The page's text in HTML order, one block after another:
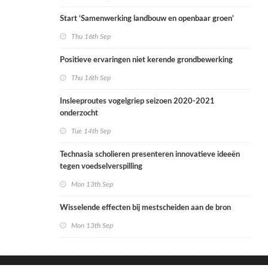
Start ‘Samenwerking landbouw en openbaar groen’
Thu 16th Sep
Positieve ervaringen niet kerende grondbewerking
Thu 16th Sep
Insleeproutes vogelgriep seizoen 2020-2021
onderzocht
Tue 14th Sep
Technasia scholieren presenteren innovatieve ideeën
tegen voedselverspilling
Mon 13th Sep
Wisselende effecten bij mestscheiden aan de bron
Mon 13th Sep